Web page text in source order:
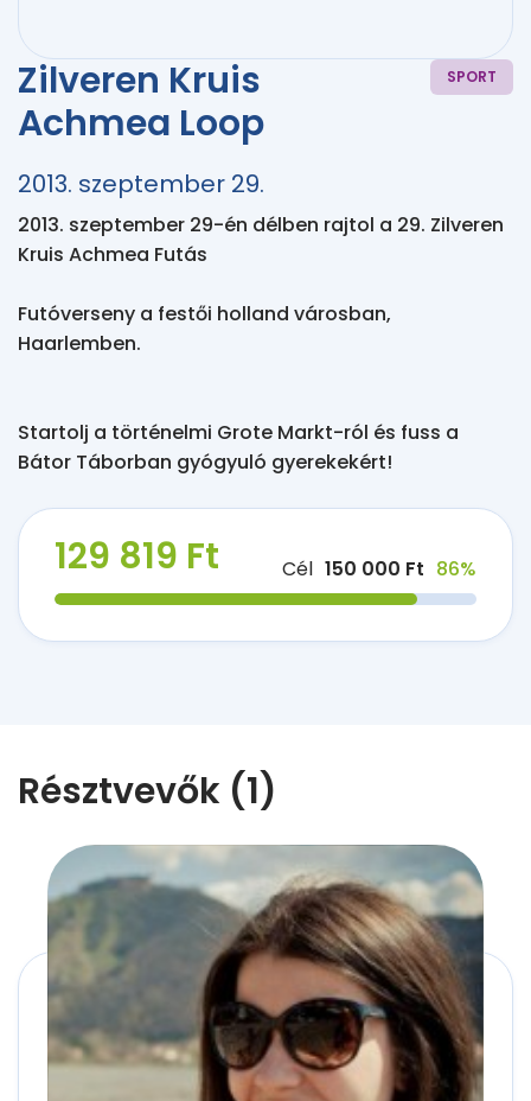
Zilveren Kruis
Achmea Loop
2013. szeptember 29.
SPORT
2013. szeptember 29-én délben rajtol a 29. Zilveren
Kruis Achmea Futás
Futóverseny a festői holland városban,
Haarlemben.
Startolj a történelmi Grote Markt-ról és fuss a
Bátor Táborban gyógyuló gyerekekért!
129 819 Ft Cél 150 000 Ft 86%
Résztvevők (1)